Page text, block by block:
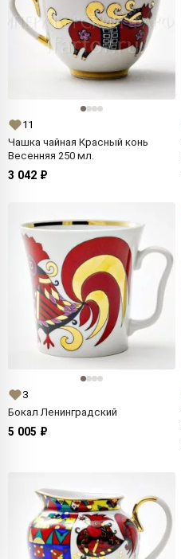
11
Чашка чайная Красный конь
Весенняя 250 мл.
3 042 ₽
3
Бокал Ленинградский
5 005 ₽